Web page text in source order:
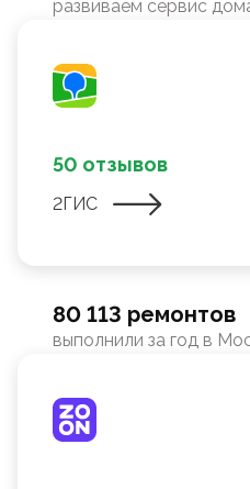
развиваем сервис
50 отзывов
2ГИС
80 113 ремонтов
выполнили за год в